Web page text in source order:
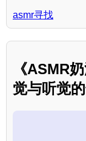
asmr寻找
《ASMR
觉与听觉